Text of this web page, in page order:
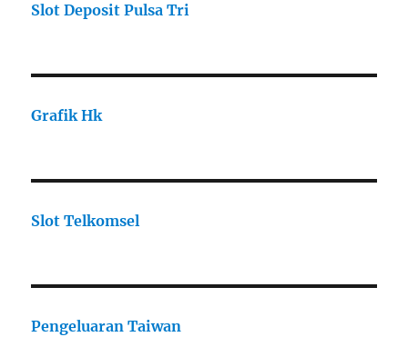
Slot Deposit Pulsa Tri
Grafik Hk
Slot Telkomsel
Pengeluaran Taiwan